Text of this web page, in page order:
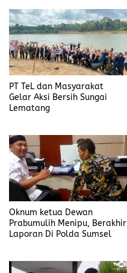
PT TeL dan Masyarakat
Gelar Aksi Bersih Sungai
Lematang
Oknum ketua Dewan
Prabumulih Menipu, Berakhir
Laporan Di Polda Sumsel